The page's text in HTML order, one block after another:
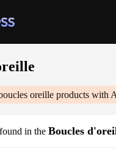
oreille products with
in the Boucles